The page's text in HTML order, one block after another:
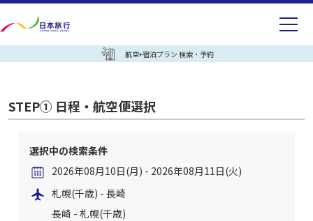
航空+宿泊プラン 検索・予約
STEP① 日程・航空便選択
選択中の検索条件
2026年08月10日(月) - 2026年08月11日(火)
札幌(千歳) - 長崎
長崎 - 札幌(千歳)